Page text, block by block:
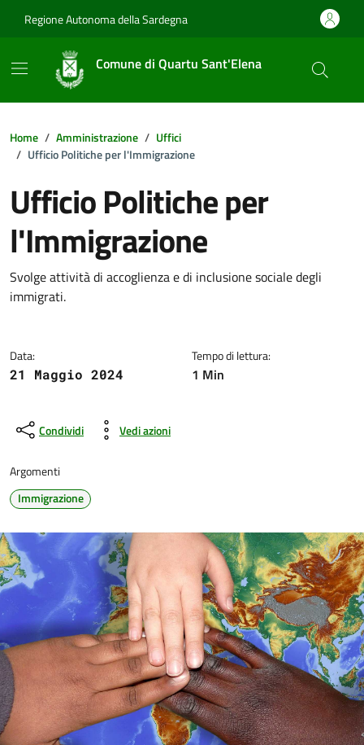
Regione Autonoma della Sardegna
Comune di Quartu Sant'Elena
Home Amministrazione
Uffici
Ufficio Politiche per l'Immigrazione
Ufficio Politiche per
l'Immigrazione
Dettagli della notizia
Svolge attività di accoglienza e di inclusione sociale degli
immigrati.
Data:
21 Maggio 2024
Tempo di lettura:
1 Min
Condividi Vedi azioni
Argomenti
Immigrazione